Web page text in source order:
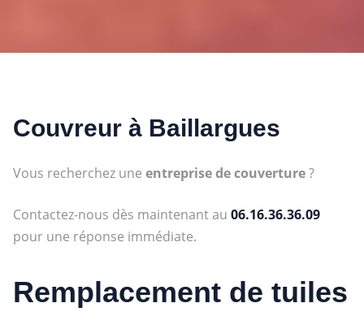
Couvreur à Baillargues
Vous recherchez une entreprise de couverture?
Contactez-nous dès maintenant au 06.16.36.36.09
pour une réponse immédiate.
Remplacement de tuiles